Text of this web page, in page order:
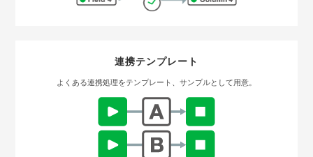
連携テンプレート
よくある連携処理をテンプレート、サンプルとして用意。